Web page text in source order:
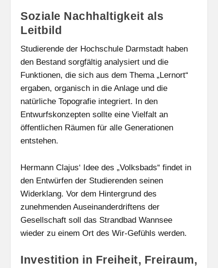
Soziale Nachhaltigkeit als
Leitbild
Studierende der Hochschule Darmstadt haben
den Bestand sorgfältig analysiert und die
Funktionen, die sich aus dem Thema „Lernort“
ergaben, organisch in die Anlage und die
natürliche Topografie integriert. In den
Entwurfskonzepten sollte eine Vielfalt an
öffentlichen Räumen für alle Generationen
entstehen.
Hermann Clajus‘ Idee des „Volksbads“ findet in
den Entwürfen der Studierenden seinen
Widerklang. Vor dem Hintergrund des
zunehmenden Auseinanderdriftens der
Gesellschaft soll das Strandbad Wannsee
wieder zu einem Ort des Wir-Gefühls werden.
Investition in Freiheit, Freiraum,